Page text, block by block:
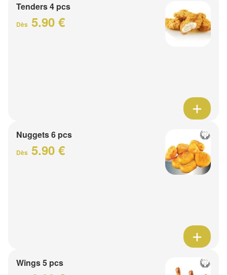
Tenders 4 pcs
Dès 5.90 €
Nuggets 6 pcs
Dès 5.90 €
Wings 5 pcs